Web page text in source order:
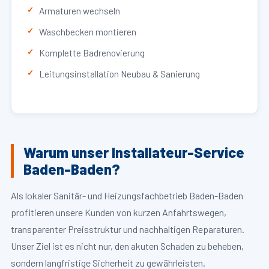
Armaturen wechseln
Waschbecken montieren
Komplette Badrenovierung
Leitungsinstallation Neubau & Sanierung
Warum unser Installateur-Service
Baden-Baden?
Als lokaler Sanitär- und Heizungsfachbetrieb Baden-Baden
profitieren unsere Kunden von kurzen Anfahrtswegen,
transparenter Preisstruktur und nachhaltigen Reparaturen.
Unser Ziel ist es nicht nur, den akuten Schaden zu beheben,
sondern langfristige Sicherheit zu gewährleisten.